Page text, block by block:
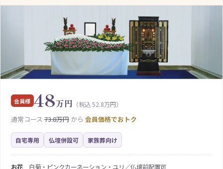
会員様 48万円 （税込 52.8万円）
通常コース73.8万円から 会員価格でおトク
自宅専用 仏壇併設可 家族葬向け
お花白菊・ピンクカーネーション・ユリ／仏壇前配置可